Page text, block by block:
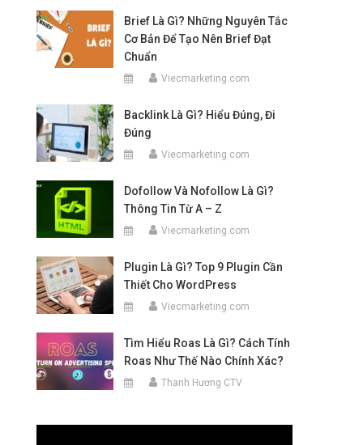
Brief Là Gì? Những Nguyên Tắc
Cơ Bản Để Tạo Nên Brief Đạt
Chuẩn
Viecmarketing.com
Backlink Là Gì? Hiểu Đúng, Đi
Đúng
Viecmarketing.com
Dofollow Và Nofollow Là Gì?
Thông Tin Từ A – Z
Viecmarketing.com
Plugin Là Gì? Top 9 Plugin Cần
Thiết Cho WordPress
Viecmarketing.com
Tìm Hiểu Roas Là Gì? Cách Tính
Roas Như Thế Nào Chính Xác?
Thanh Hương CTV